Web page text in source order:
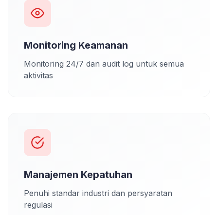
Monitoring Keamanan
Monitoring 24/7 dan audit log untuk semua
aktivitas
Manajemen Kepatuhan
Penuhi standar industri dan persyaratan
regulasi